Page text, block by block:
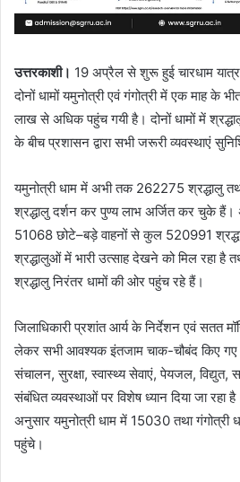
उत्तरकाशी। 19 अप्रैल से शुरू हुई चारधाम
दोनों धामों यमुनोत्री एवं गंगोत्री में एक माह के
लाख से अधिक पहुंच गयी है। दोनों धामों में
के बीच प्रशासन द्वारा सभी जरूरी व्यवस्थाएं
यमुनोत्री धाम में अभी तक 262275 श्रद्धालु
श्रद्धालु दर्शन कर पुण्य लाभ अर्जित कर चुके हैं।
51068 छोटे–बड़े वाहनों से कुल 520991
श्रद्धालुओं में भारी उत्साह देखने को मिल रहा है
श्रद्धालु निरंतर धामों की ओर पहुंच रहे हैं।
जिलाधिकारी प्रशांत आर्य के निर्देशन एवं सतत
लेकर सभी आवश्यक इंतजाम चाक-चौबंद किए गए हैं।
संचालन, सुरक्षा, स्वास्थ्य सेवाएं, पेयजल,
संबंधित व्यवस्थाओं पर विशेष ध्यान दिया जा
अनुसार यमुनोत्री धाम में 15030 तथा गंगोत्री
पहुंचे।